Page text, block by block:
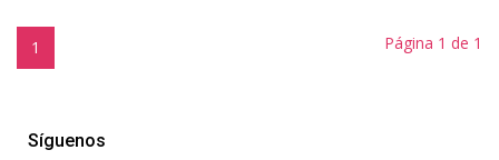
1 Página 1 de 1
Síguenos